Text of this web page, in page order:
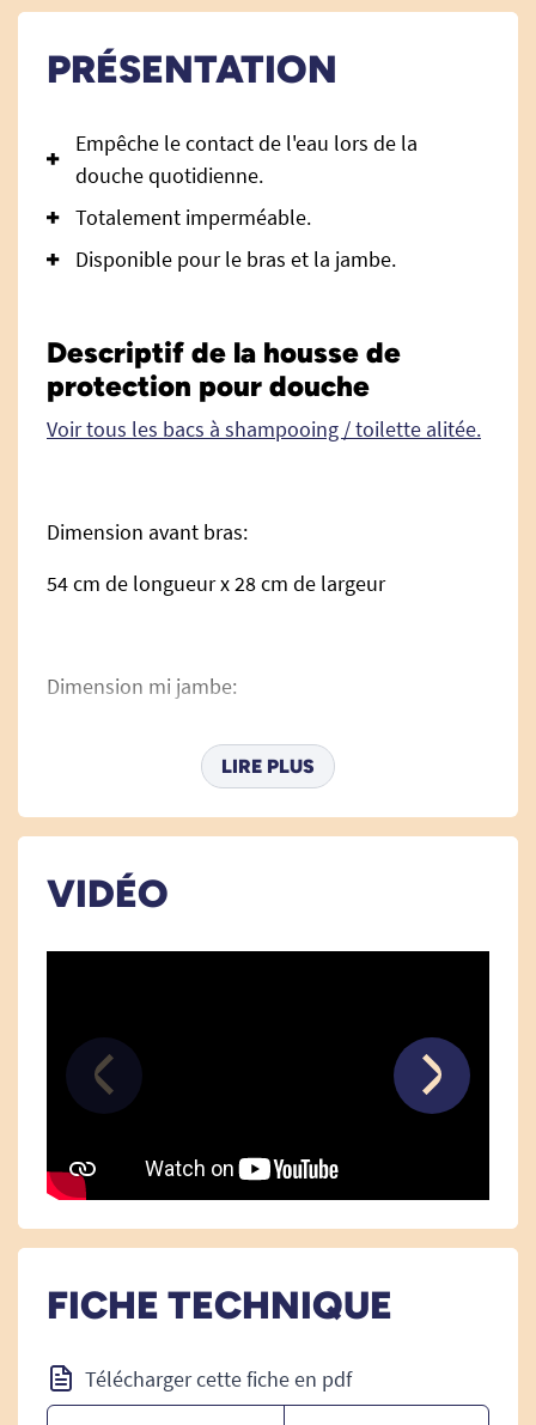
PRÉSENTATION
Empêche le contact de l'eau lors de la
douche quotidienne.
Totalement imperméable.
Disponible pour le bras et la jambe.
Descriptif de la housse de
protection pour douche
Voir tous les bacs à shampooing / toilette alitée.
Dimension avant bras:
54 cm de longueur x 28 cm de largeur
Dimension mi jambe:
59 cm de longueur x 41 cm de largeur
Dimension bras entier:
60 cm de longueur x 39 cm de largeur
LIRE PLUS
VIDÉO
FICHE TECHNIQUE
Télécharger cette fiche en pdf